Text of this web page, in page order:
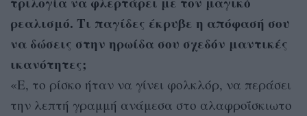
ρεαλισμό. Τι παγίδες έκρυβε η απόφασή σου
να δώσεις στην ηρωίδα σου σχεδόν μαντικές
ικανότητες;
«Ε, το ρίσκο ήταν να γίνει φολκλόρ, να περάσει
την λεπτή γραμμή ανάμεσα στο αλαφροΐσκιωτο